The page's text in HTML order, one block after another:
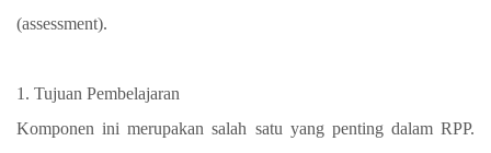
(assessment).
1. Tujuan Pembelajaran
Komponen ini merupakan salah satu yang penting dalam RPP.